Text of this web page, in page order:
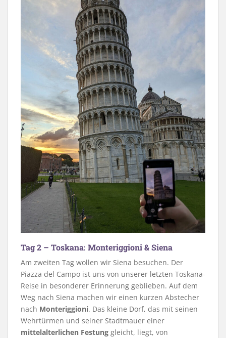
Tag 2 – Toskana: Monteriggioni & Siena
Am zweiten Tag wollen wir Siena besuchen. Der
Piazza del Campo ist uns von unserer letzten Toskana-
Reise in besonderer Erinnerung geblieben. Auf dem
Weg nach Siena machen wir einen kurzen Abstecher
nach Monteriggioni. Das kleine Dorf, das mit seinen
Wehrtürmen und seiner Stadtmauer einer
mittelalterlichen Festung gleicht, liegt, von